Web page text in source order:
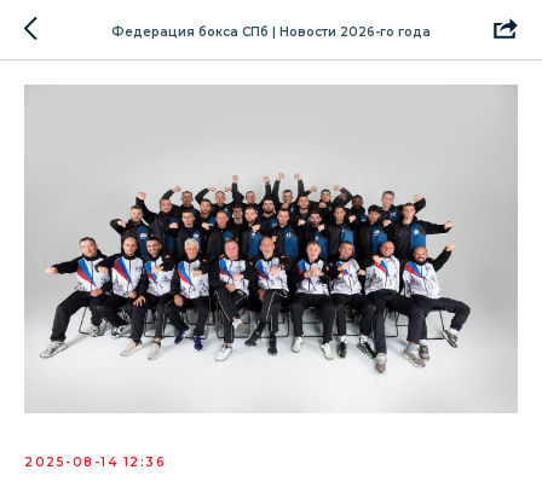
Федерация бокса СПб | Новости 2026-го года
2025-08-14 12:36